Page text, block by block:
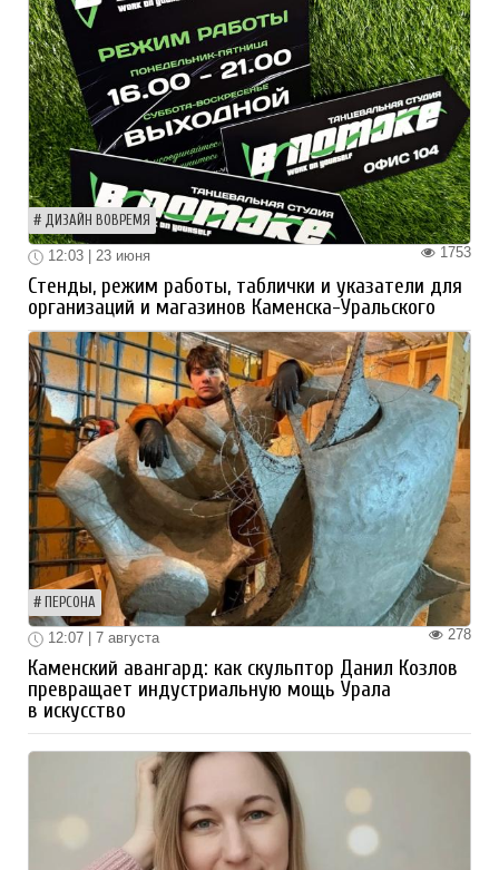
ДИЗАЙН ВОВРЕМЯ
1753
12:03 | 23 июня
Стенды, режим работы, таблички и указатели для
организаций и магазинов Каменска-Уральского
ПЕРСОНА
278
12:07 | 7 августа
Каменский авангард: как скульптор Данил Козлов
превращает индустриальную мощь Урала
в искусство